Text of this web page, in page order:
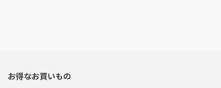
お得なお買いもの